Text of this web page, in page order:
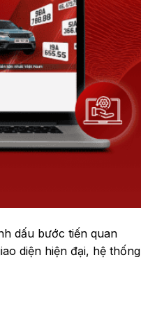
dấu bước tiến quan
diện hiện đại, hệ thống